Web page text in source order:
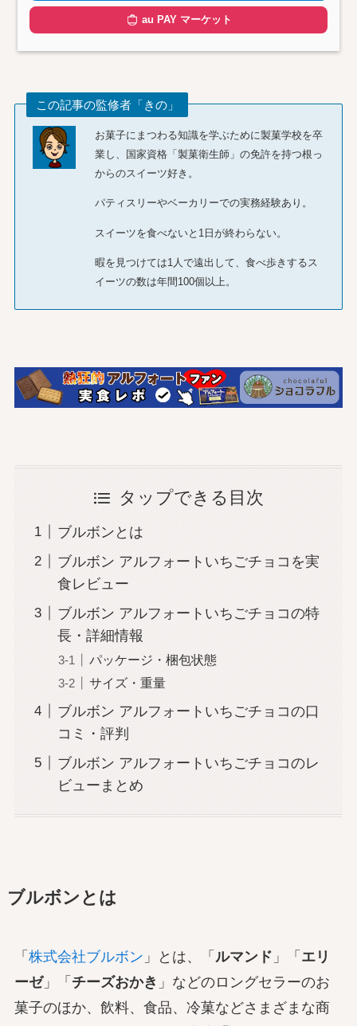
au PAY マーケット
この記事の監修者「きの」
お菓子にまつわる知識を学ぶために製菓学校を卒
業し、国家資格「製菓衛生師」の免許を持つ根っ
からのスイーツ好き。
パティスリーやベーカリーでの実務経験あり。
スイーツを食べないと1日が終わらない。
暇を見つけては1人で遠出して、食べ歩きするス
イーツの数は年間100個以上。
タップできる目次
ブルボンとは
ブルボン アルフォートいちごチョコを実
食レビュー
ブルボン アルフォートいちごチョコの特
長・詳細情報
パッケージ・梱包状態
サイズ・重量
ブルボン アルフォートいちごチョコの口
コミ・評判
ブルボン アルフォートいちごチョコのレ
ビューまとめ
ブルボンとは
「 株式会社ブルボン 」とは、「 ルマンド 」「 エリ
ーゼ」「 チーズおかき 」などのロングセラーのお
菓子のほか、飲料、食品、冷菓などさまざまな商